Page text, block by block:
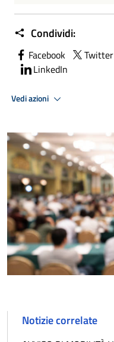
Condividi:
Facebook Twitter
LinkedIn
Vedi azioni
Notizie correlate